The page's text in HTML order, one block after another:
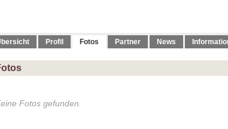
Profil Fotos Partner News
Fotos gefunden.